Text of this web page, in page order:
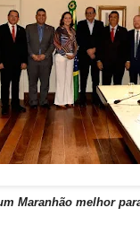
Maranhão melhor